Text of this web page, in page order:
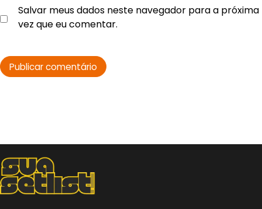
Salvar meus dados neste navegador para a próxima
vez que eu comentar.